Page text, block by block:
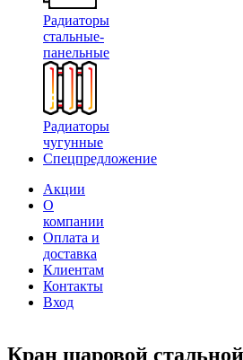
Радиаторы
стальные-
панельные
Радиаторы
чугунные
Спецпредложение
Акции
О
компании
Оплата и
доставка
Клиентам
Контакты
Вход
Кран шаровой